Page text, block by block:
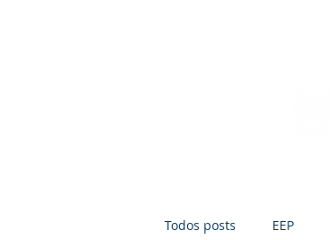
Todos posts EEP